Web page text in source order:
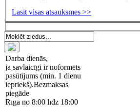
Lasīt visas atsauksmes >>
Darba dienās,
ja savlaicīgi ir noformēts
pasūtījums (min. 1 dienu
iepriekš).Bezmaksas
piegāde
Rīgā no 8:00 līdz 18:00